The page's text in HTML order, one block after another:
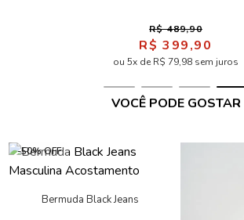
R$ 489,90
R$ 399,90
ou 5x de R$ 79,98 sem juros
VOCÊ PODE GOSTAR
-50% OFF
Bermuda Black Jeans